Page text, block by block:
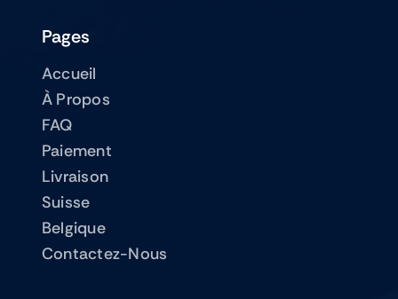
Pages
Accueil
À Propos
FAQ
Paiement
Livraison
Suisse
Belgique
Contactez-Nous